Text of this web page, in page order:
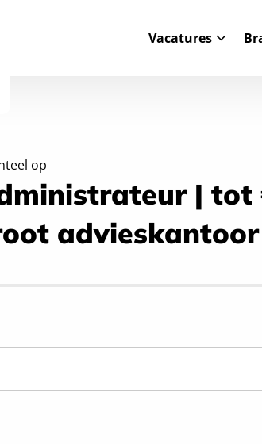
Vacatures
op
| tot
advieskantoor